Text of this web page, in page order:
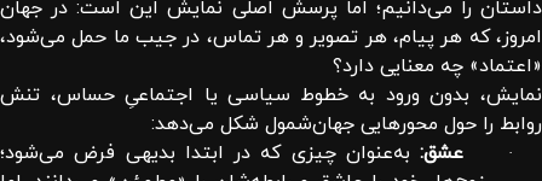
داستان را می‌دانیم؛ اما پرسش اصلی نمایش این است: در جهان
امروز، که هر پیام، هر تصویر و هر تماس، در جیب ما حمل می‌شود،
«اعتماد» چه معنایی دارد؟
نمایش، بدون ورود به خطوط سیاسی یا اجتماعیِ حساس، تنش
روابط را حول محورهایی جهان‌شمول شکل می‌دهد:
· عشق:به‌عنوان چیزی که در ابتدا بدیهی فرض می‌شود؛